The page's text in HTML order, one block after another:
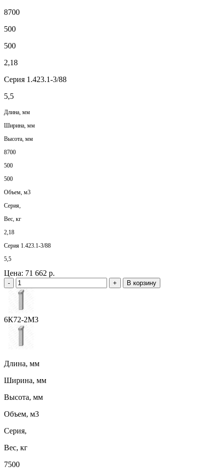
8700
500
500
2,18
Серия 1.423.1-3/88
5,5
Длина, мм
Ширина, мм
Высота, мм
8700
500
500
Объем, м3
Серия,
Вес, кг
2,18
Серия 1.423.1-3/88
5,5
Цена: 71 662 р.
- + В корзину
6К72-2М3
Длина, мм
Ширина, мм
Высота, мм
Объем, м3
Серия,
Вес, кг
7500